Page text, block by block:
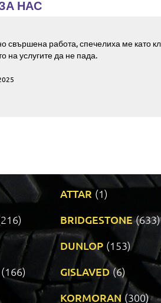
НАС
свършена работа, спечелиха ме като
на услугите да не пада.
ATTAR (1)
BRIDGESTONE (633)
DUNLOP (153)
(166) GISLAVED (6)
KORMORAN (300)